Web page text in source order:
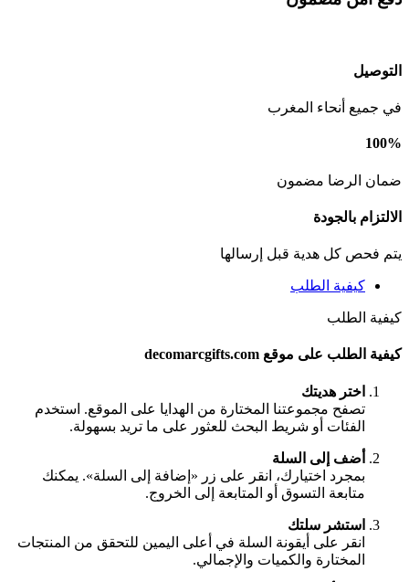
التوصيل
في جميع أنحاء المغرب
100%
ضمان الرضا مضمون
الالتزام بالجودة
يتم فحص كل هدية قبل إرسالها
كيفية الطلب
كيفية الطلب
كيفية الطلب على موقع decomarcgifts.com
اختر هديتك
تصفح مجموعتنا المختارة من الهدايا على الموقع. استخدم
الفئات أو شريط البحث للعثور على ما تريد بسهولة.
أضف إلى السلة
بمجرد اختيارك، انقر على زر «إضافة إلى السلة». يمكنك
متابعة التسوق أو المتابعة إلى الخروج.
استشر سلتك
انقر على أيقونة السلة في أعلى اليمين للتحقق من المنتجات
المختارة والكميات والإجمالي.